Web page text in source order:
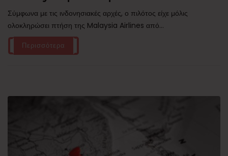
Σύμφωνα με τις ινδονησιακές αρχές, ο πιλότος είχε μόλις
ολοκληρώσει πτήση της Malaysia Airlines από...
Περισσότερα